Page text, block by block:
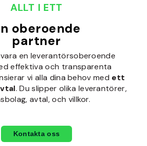
ALLT I ETT
oberoende
partner
en leverantörsoberoende
effektiva och transparenta
vi alla dina behov med ett
. Du slipper olika leverantörer,
avtal, och villkor.
Kontakta oss